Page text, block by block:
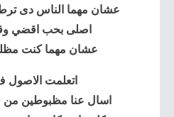
عشان مهما الناس دى
اصلى بحب اقضي
عشان مهما كنت
اتعلمت
اسال عنا مظبوطين من